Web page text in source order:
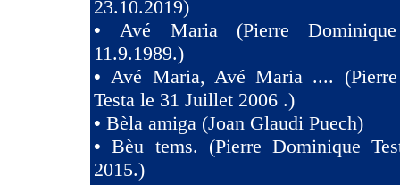
23.10.2019)
•Avé Maria (Pierre
11.9.1989.)
•Avé Maria, Avé Maria ....
Testa le 31 Juillet 2006 .)
• Bèla amiga (Joan Glaudi Puech)
•Bèu tems. (Pierre Dominique
2015.)